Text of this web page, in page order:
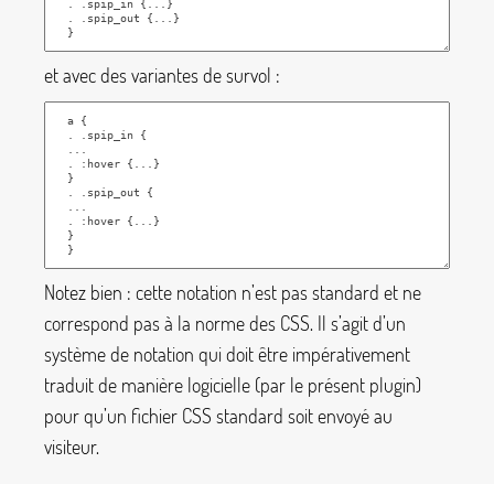
et avec des variantes de survol :
Notez bien : cette notation n’est pas standard et ne
correspond pas à la norme des CSS. Il s’agit d’un
système de notation qui doit être impérativement
traduit de manière logicielle (par le présent plugin)
pour qu’un fichier CSS standard soit envoyé au
visiteur.